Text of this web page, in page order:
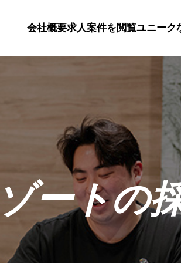
会社概要求人案件を閲覧ユニーク
ートの